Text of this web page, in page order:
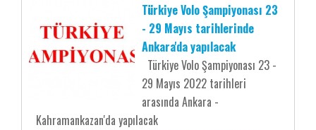
Türkiye Volo Şampiyonası 23
- 29 Mayıs tarihlerinde
Ankara'da yapılacak
Türkiye Volo Şampiyonası 23 -
29 Mayıs 2022 tarihleri
arasında Ankara -
Kahramankazan'da yapılacak